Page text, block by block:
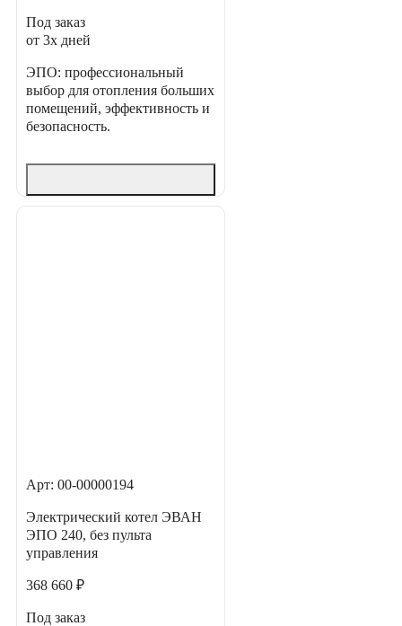
Под заказ
от 3х дней
ЭПО: профессиональный
выбор для отопления больших
помещений, эффективность и
безопасность.
Арт: 00-00000194
Электрический котел ЭВАН
ЭПО 240, без пульта
управления
368 660 ₽
Под заказ